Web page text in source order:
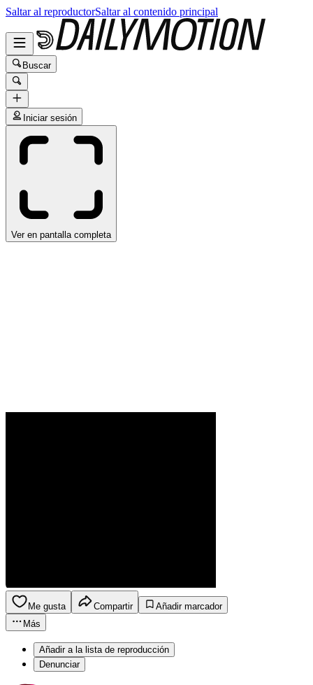
Saltar al reproductorSaltar al contenido principal
Buscar
Iniciar sesión
Ver en pantalla completa
Me gusta Compartir
Añadir marcador
Más
Añadir a la lista de reproducción
Denunciar